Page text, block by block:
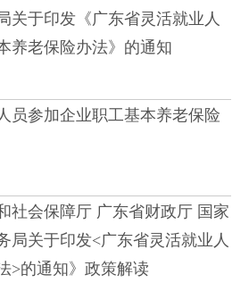
关于印发《广东省灵活就业人
养老保险办法》的通知
员参加企业职工基本养老保险
社会保障厅 广东省财政厅 国家
局关于印发<广东省灵活就业人
>的通知》政策解读